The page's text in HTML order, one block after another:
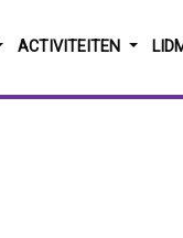
ACTIVITEITEN